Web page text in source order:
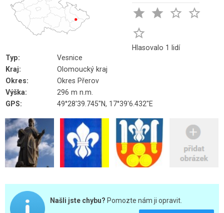
   

Hlasovalo 1 lidí
Typ:
Vesnice
Kraj:
Olomoucký kraj
Okres:
Okres Přerov
Výška:
296 m n.m.
GPS:
49°28'39.745"N, 17°39'6.432"E
Našli jste chybu? Pomozte nám ji opravit.